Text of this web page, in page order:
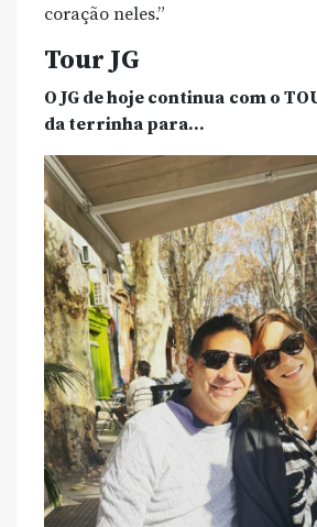
coração neles.”
Tour JG
O JG de hoje continua com o
da terrinha para…